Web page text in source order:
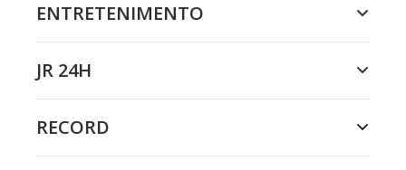
ENTRETENIMENTO
JR 24H
RECORD